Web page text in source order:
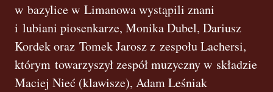
w bazylice w Limanowa wystąpili znani
i lubiani piosenkarze, Monika Dubel, Dariusz
Kordek oraz Tomek Jarosz z zespołu Lachersi,
którym towarzyszył zespół muzyczny w składzie
Maciej Nieć (klawisze), Adam Leśniak